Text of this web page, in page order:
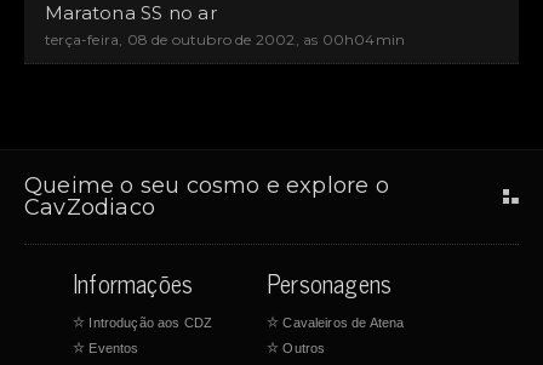
Maratona SS no ar
terça-feira, 08 de outubro de 2002, as 00h04min
Queime o seu cosmo e explore o
CavZodiaco
Informações
☆ Introdução aos CDZ
☆ Eventos
Personagens
☆ Cavaleiros de Atena
☆ Outros